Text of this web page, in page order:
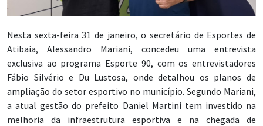
Nesta sexta-feira 31 de janeiro, o secretário de Esportes de
Atibaia, Alessandro Mariani, concedeu uma entrevista
exclusiva ao programa Esporte 90, com os entrevistadores
Fábio Silvério e Du Lustosa, onde detalhou os planos de
ampliação do setor esportivo no município. Segundo Mariani,
a atual gestão do prefeito Daniel Martini tem investido na
melhoria da infraestrutura esportiva e na chegada de